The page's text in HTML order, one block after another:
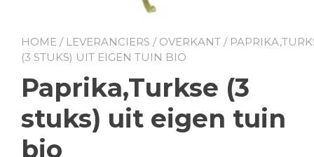
HOME / LEVERANCIERS / OVERKANT /
(3 STUKS) UIT EIGEN TUIN BIO
Paprika,Turkse (3
stuks) uit eigen tuin
bio